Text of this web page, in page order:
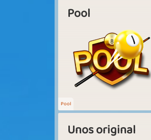
Pool
Pool
Unos original